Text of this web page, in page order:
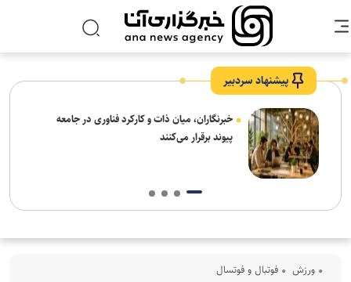
پیشنهاد سردبیر
خبرنگاران، میان ذات و کارکرد فناوری در جامعه
پیوند برقرار می‌کنند
ورزش فوتبال و فوتسال